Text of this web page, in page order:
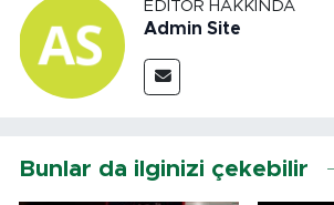
EDITÖR HAKKINDA
Admin Site
Bunlar da ilginizi çekebilir